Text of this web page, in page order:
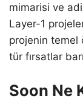
mimarisi ve
Layer-1
projenin temel
tür fırsatlar
Soon Ne